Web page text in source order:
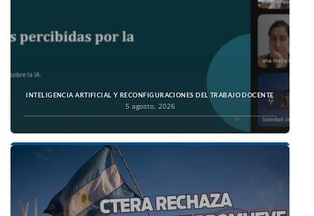
INTELIGENCIA ARTIFICIAL Y RECONFIGURACIONES DEL TRABAJO DOCENTE
5 agosto, 2026